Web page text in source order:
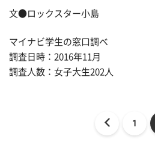
文●ロックスター小島
マイナビ学生の窓口調べ
調査日時：2016年11月
調査人数：女子大生202人
1